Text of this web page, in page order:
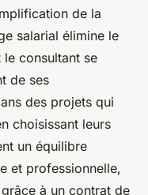
de la
salarial élimine le
consultant se
de ses
des projets qui
choisissant leurs
un équilibre
et professionnelle,
à un contrat de